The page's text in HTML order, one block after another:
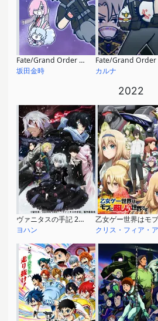
Fate/Grand Order 藤丸立香はわからない
坂田金時
カルナ
2022
ヴァニタスの手記 2クール目
ヨハン